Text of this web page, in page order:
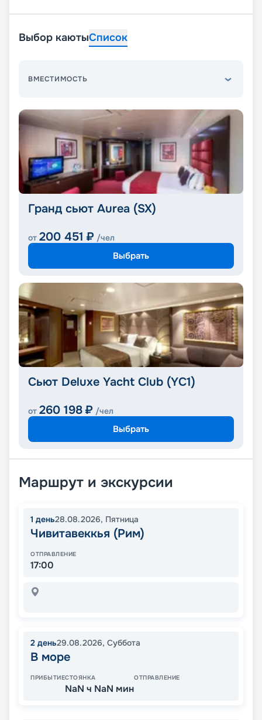
Выбор каютыСписок
ВМЕСТИМОСТЬ
Гранд сьют Aurea (SX)
от 200 451 ₽ /чел
Выбрать
Сьют Deluxe Yacht Club (YC1)
от 260 198 ₽ /чел
Выбрать
Маршрут и экскурсии
1 день28.08.2026, Пятница
Чивитавеккья (Рим)
ОТПРАВЛЕНИЕ
17:00
2 день29.08.2026, Суббота
В море
ПРИБЫТИЕСТОЯНКА
NaN ч NaN мин
ОТПРАВЛЕНИЕ